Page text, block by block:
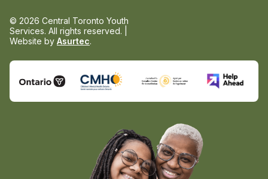
© 2026 Central Toronto Youth
Services. All rights reserved. |
Website by Asurtec.